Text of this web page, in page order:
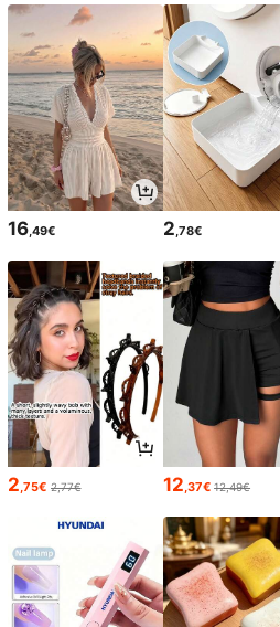
16,49€ 2,78€
2,75€ 2,77€ 12,37€ 12,49€